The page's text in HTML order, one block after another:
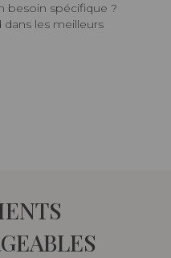
besoin spécifique ?
les meilleurs